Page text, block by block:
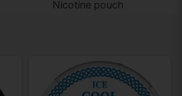
Nicotine pouch